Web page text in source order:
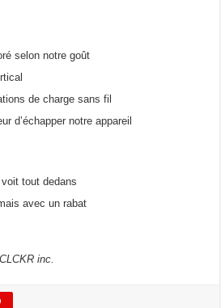
selon notre goût
de charge sans fil
d’échapper notre appareil
tout dedans
avec un rabat
inc.